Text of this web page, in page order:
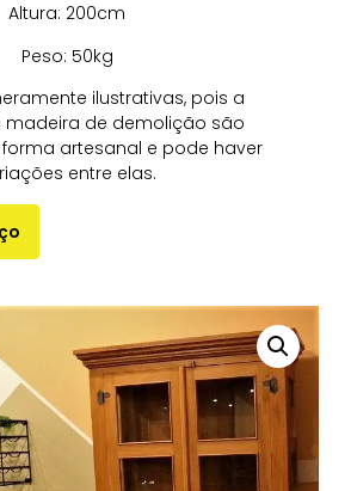
Altura: 200cm
Peso: 50kg
ilustrativas, pois a
madeira de demolição são
artesanal e pode haver
entre elas.